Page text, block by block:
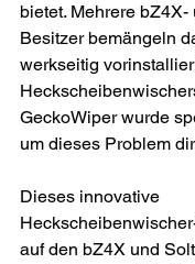
bietet. Mehrere bZ4X-
Besitzer bemängeln
werkseitig
GeckoWiper wurde
um dieses Problem
Dieses innovative
auf den bZ4X und